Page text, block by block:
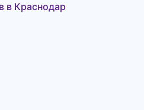
в Краснодар